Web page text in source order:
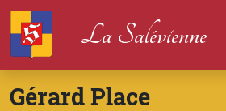
La Salévienne
Gérard Place